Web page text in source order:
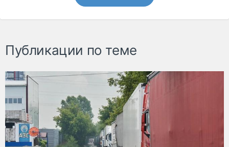
Публикации по теме